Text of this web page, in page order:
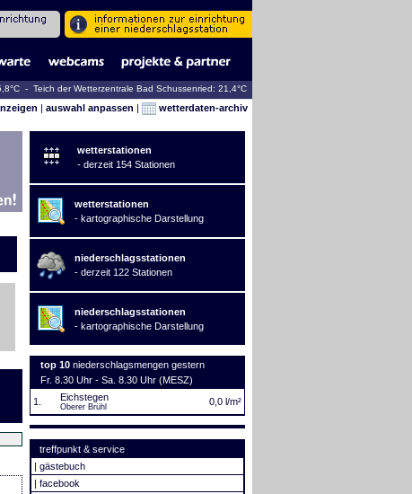
- Teich der Wetterzentrale Bad Schussenried: 21,4°C
| auswahl anpassen | wetterdaten-archiv
wetterstationen
- derzeit 154 Stationen
wetterstationen
- kartographische Darstellung
niederschlagsstationen
- derzeit 122 Stationen
niederschlagsstationen
- kartographische Darstellung
top 10 niederschlagsmengen gestern
Fr. 8.30 Uhr - Sa. 8.30 Uhr (MESZ)
1.
Eichstegen
Oberer Brühl 0,0 l/m²
treffpunkt & service
| gästebuch
| facebook